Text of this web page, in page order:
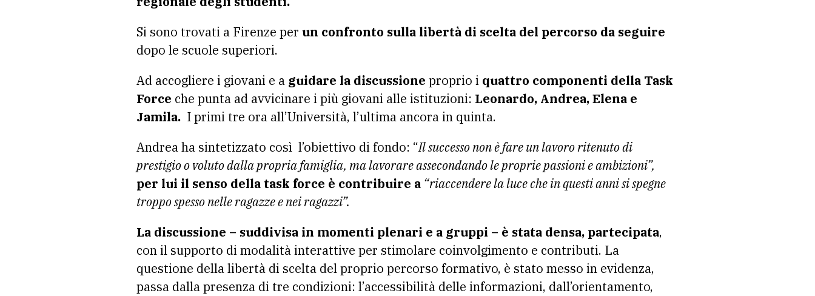
Si sono trovati a Firenze per un confronto sulla libertà di scelta del percorso da seguire
dopo le scuole superiori.
Ad accogliere i giovani e a guidare la discussione proprio i quattro componenti della Task
Force che punta ad avvicinare i più giovani alle istituzioni: Leonardo, Andrea, Elena e
Jamila. I primi tre ora all’Università, l’ultima ancora in quinta.
Andrea ha sintetizzato così l’obiettivo di fondo: “Il successo non è fare un lavoro ritenuto di
prestigio o voluto dalla propria famiglia, ma lavorare assecondando le proprie passioni e ambizioni”,
per lui il senso della task force è contribuire a “riaccendere la luce che in questi anni si spegne
troppo spesso nelle ragazze e nei ragazzi”.
La discussione – suddivisa in momenti plenari e a gruppi – è stata densa, partecipata,
con il supporto di modalità interattive per stimolare coinvolgimento e contributi. La
questione della libertà di scelta del proprio percorso formativo, è stato messo in evidenza,
passa dalla presenza di tre condizioni: l’accessibilità delle informazioni, dall’orientamento,